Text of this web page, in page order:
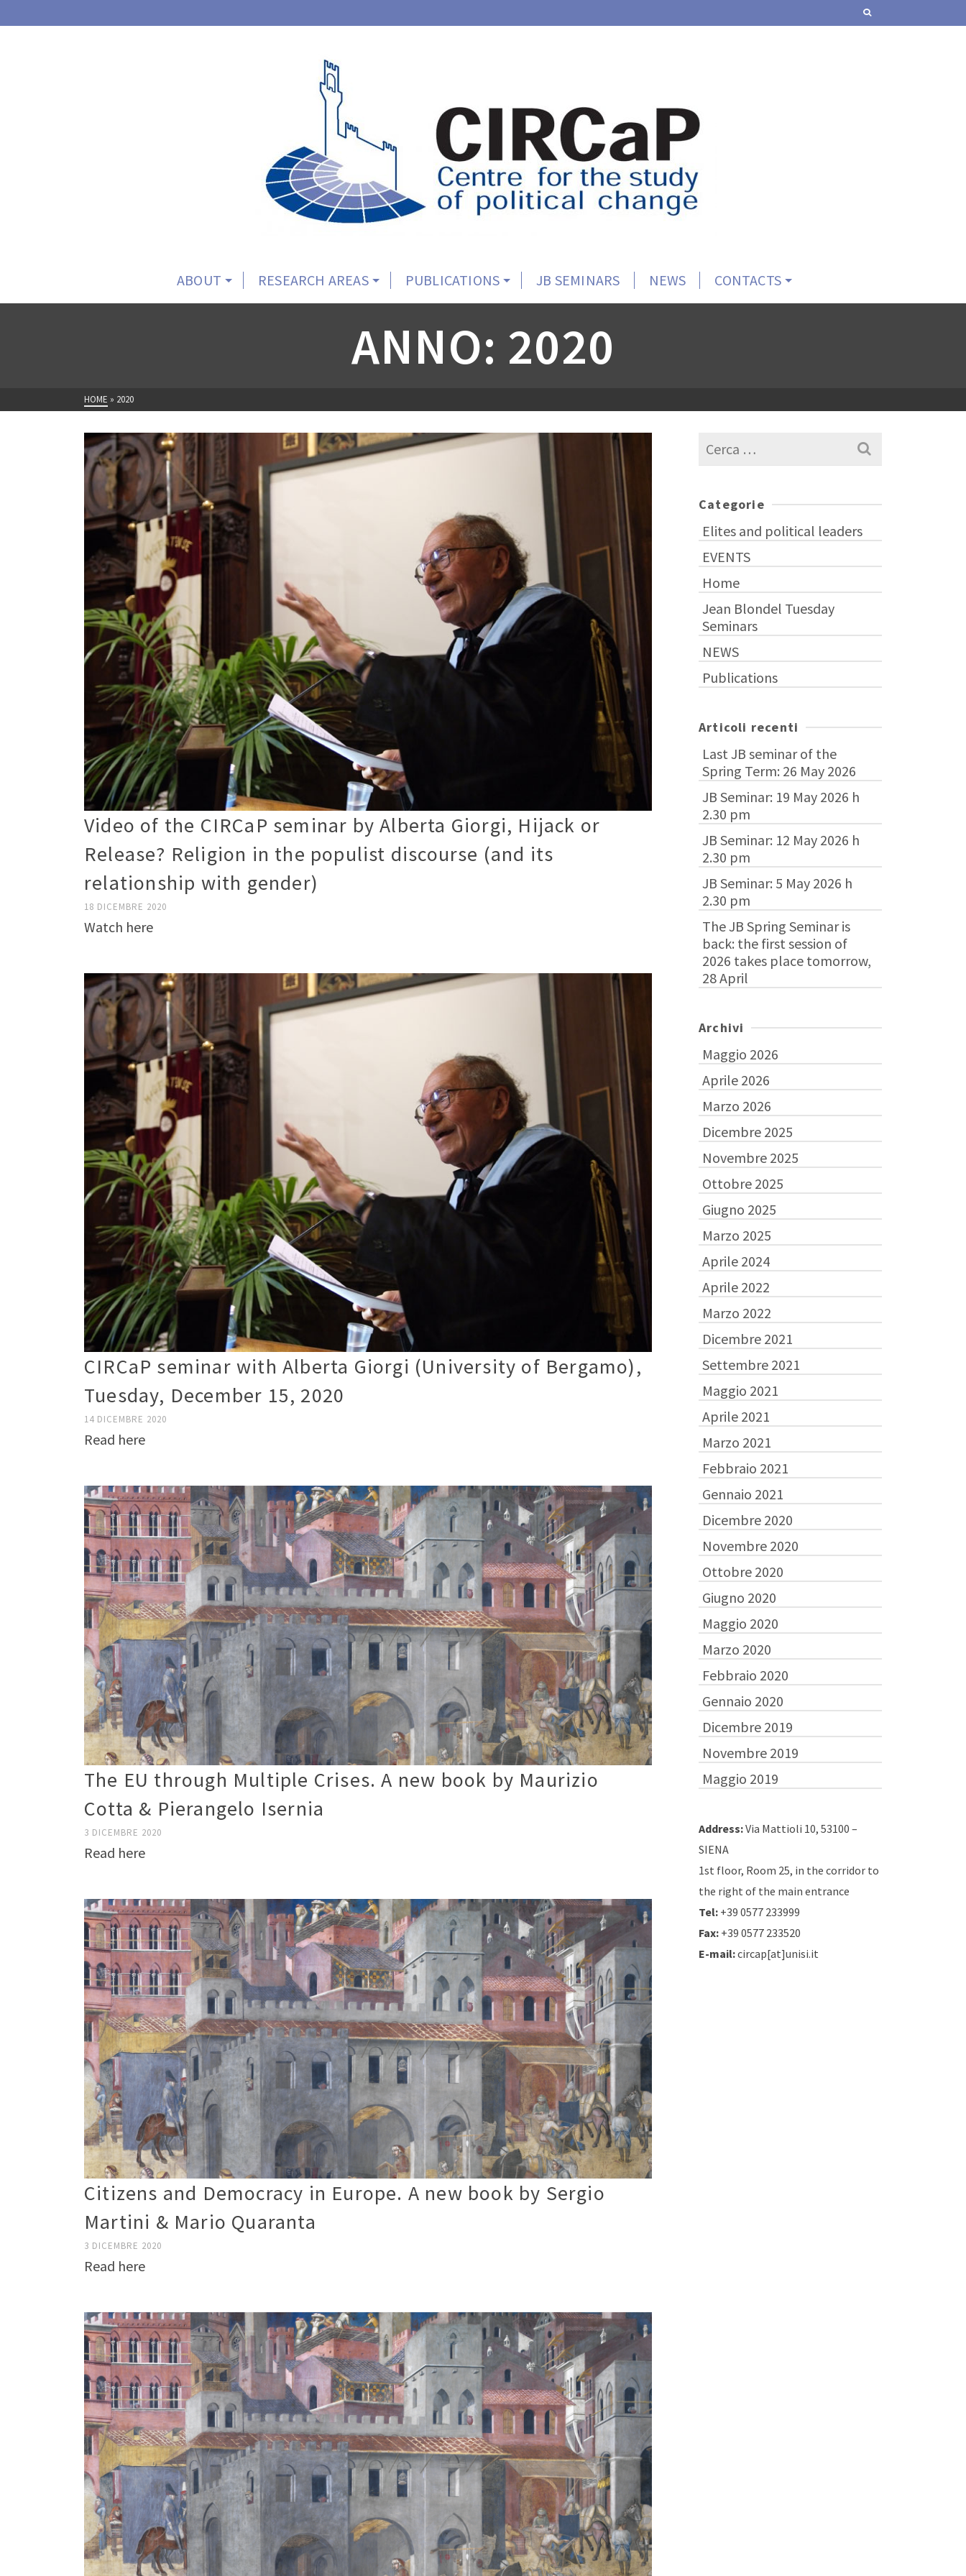
ABOUT RESEARCH AREAS PUBLICATIONS JB SEMINARS NEWS CONTACTS
ANNO: 2020
HOME » 2020
Video of the CIRCaP seminar by Alberta Giorgi, Hijack or
Release? Religion in the populist discourse (and its
relationship with gender)
18 DICEMBRE 2020
Watch here
CIRCaP seminar with Alberta Giorgi (University of Bergamo),
Tuesday, December 15, 2020
14 DICEMBRE 2020
Read here
The EU through Multiple Crises. A new book by Maurizio
Cotta & Pierangelo Isernia
3 DICEMBRE 2020
Read here
Citizens and Democracy in Europe. A new book by Sergio
Martini & Mario Quaranta
3 DICEMBRE 2020
Read here
Cerca
per:
Categorie
Elites and political leaders
EVENTS
Home
Jean Blondel Tuesday
Seminars
NEWS
Publications
Articoli recenti
Last JB seminar of the
Spring Term: 26 May 2026
JB Seminar: 19 May 2026 h
2.30 pm
JB Seminar: 12 May 2026 h
2.30 pm
JB Seminar: 5 May 2026 h
2.30 pm
The JB Spring Seminar is
back: the first session of
2026 takes place tomorrow,
28 April
Archivi
Maggio 2026
Aprile 2026
Marzo 2026
Dicembre 2025
Novembre 2025
Ottobre 2025
Giugno 2025
Marzo 2025
Aprile 2024
Aprile 2022
Marzo 2022
Dicembre 2021
Settembre 2021
Maggio 2021
Aprile 2021
Marzo 2021
Febbraio 2021
Gennaio 2021
Dicembre 2020
Novembre 2020
Ottobre 2020
Giugno 2020
Maggio 2020
Marzo 2020
Febbraio 2020
Gennaio 2020
Dicembre 2019
Novembre 2019
Maggio 2019
Address:Via Mattioli 10, 53100 –
SIENA
1st floor, Room 25, in the corridor to
the right of the main entrance
Tel: +39 0577 233999
Fax: +39 0577 233520
E-mail:circap[at]unisi.it